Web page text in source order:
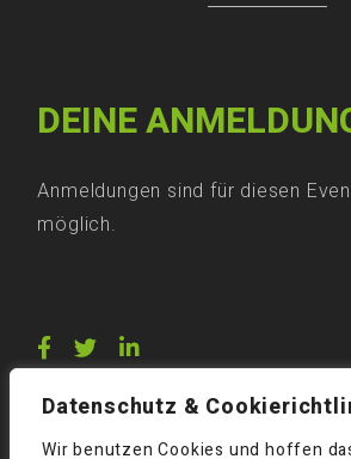
Datenschutz &
Wir benutzen Cookies und hoffen
DEINE
Anmeldungen sind für diesen
möglich.